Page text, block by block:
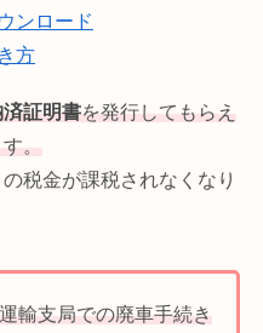
ンロード
方
証明書を発行してもらえ
。
税金が課税されなくなり
輸支局での廃車手続き